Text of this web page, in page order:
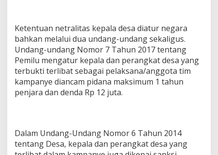
Ketentuan netralitas kepala desa diatur negara
bahkan melalui dua undang-undang sekaligus.
Undang-undang Nomor 7 Tahun 2017 tentang
Pemilu mengatur kepala dan perangkat desa yang
terbukti terlibat sebagai pelaksana/anggota tim
kampanye diancam pidana maksimum 1 tahun
penjara dan denda Rp 12 juta.
Dalam Undang-Undang Nomor 6 Tahun 2014
tentang Desa, kepala dan perangkat desa yang